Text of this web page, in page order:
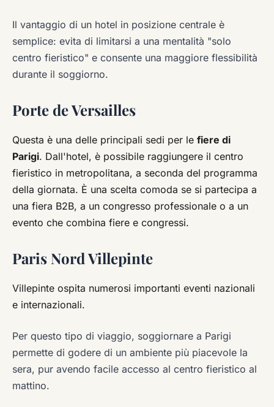
Il vantaggio di un hotel in posizione centrale è
semplice: evita di limitarsi a una mentalità "solo
centro fieristico" e consente una maggiore flessibilità
durante il soggiorno.
Porte de Versailles
Questa è una delle principali sedi per le fiere di
Parigi. Dall'hotel, è possibile raggiungere il centro
fieristico in metropolitana, a seconda del programma
della giornata. È una scelta comoda se si partecipa a
una fiera B2B, a un congresso professionale o a un
evento che combina fiere e congressi.
Paris Nord Villepinte
Villepinte ospita numerosi importanti eventi nazionali
e internazionali.
Per questo tipo di viaggio, soggiornare a Parigi
permette di godere di un ambiente più piacevole la
sera, pur avendo facile accesso al centro fieristico al
mattino.